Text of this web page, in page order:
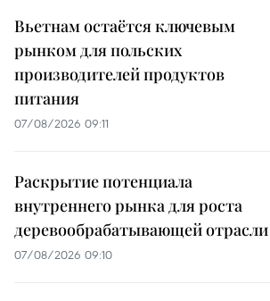
Вьетнам остаётся ключевым
рынком для польских
производителей продуктов
питания
07/08/2026 09:11
Раскрытие потенциала
внутреннего рынка для роста
деревообрабатывающей отрасли
07/08/2026 09:10